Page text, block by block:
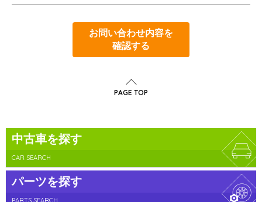
お問い合わせ内容を
確認する
PAGE TOP
中古車を探す
CAR SEARCH
パーツを探す
PARTS SEARCH